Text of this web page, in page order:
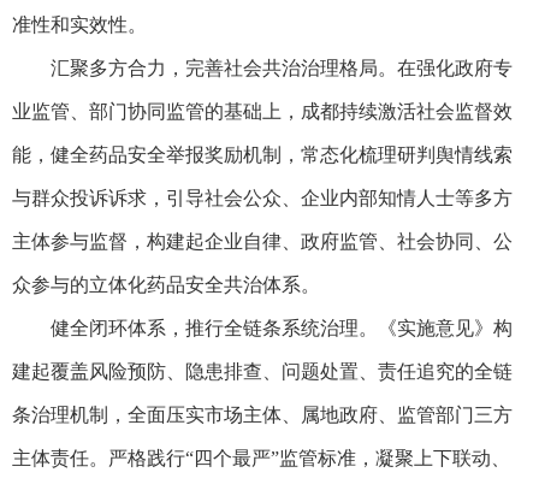
准性和实效性。
汇聚多方合力，完善社会共治治理格局。在强化政府专
业监管、部门协同监管的基础上，成都持续激活社会监督效
能，健全药品安全举报奖励机制，常态化梳理研判舆情线索
与群众投诉诉求，引导社会公众、企业内部知情人士等多方
主体参与监督，构建起企业自律、政府监管、社会协同、公
众参与的立体化药品安全共治体系。
健全闭环体系，推行全链条系统治理。《实施意见》构
建起覆盖风险预防、隐患排查、问题处置、责任追究的全链
条治理机制，全面压实市场主体、属地政府、监管部门三方
主体责任。严格践行“四个最严”监管标准，凝聚上下联动、